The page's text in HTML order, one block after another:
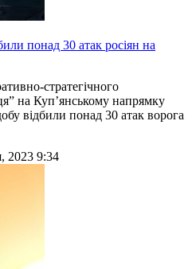
понад 30 атак росіян на
стратегічного
на Куп’янському напрямку
відбили понад 30 атак ворога
2023 9:34